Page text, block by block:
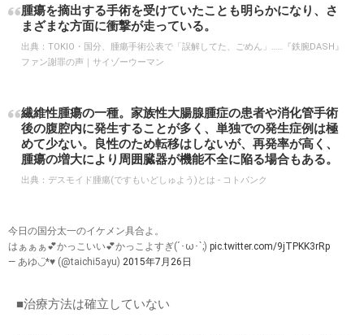
腫瘍を摘出する手術を受けていたことも明らかになり、さ
まざまな方面に衝撃が走っている。
出典： TOKIO・国分、腫瘍手術公表で「誤解してた、ごめん」……『鉄腕DASH』
ファン謝罪の声｜サイゾーウーマン
繊維性腫瘍の一種。家族性大腸腺腫症の患者や消化管手術
後の腹腔内に発生することが多く、単独での発生症例は極
めて少ない。良性のため転移はしないが、再発率が高く、
腫瘍の増大により周囲臓器が機能不全に陥る場合もある。
出典： デスモイド腫瘍(ですもいどしゅよう)とは - コトバンク
今日の国分太一のイケメン具合よ。
はぁぁぁ💕かっこいい💕かっこよすぎ(´･ω･`;) pic.twitter.com/9jTPKK3rRp
— あゆ◡̈*♥︎ (@taichi5ayu) 2015年7月26日
■治療方法は確立していない